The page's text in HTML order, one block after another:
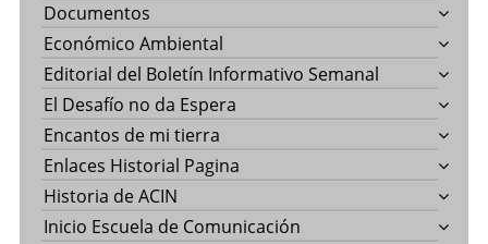
Documentos
Económico Ambiental
Editorial del Boletín Informativo Semanal
El Desafío no da Espera
Encantos de mi tierra
Enlaces Historial Pagina
Historia de ACIN
Inicio Escuela de Comunicación